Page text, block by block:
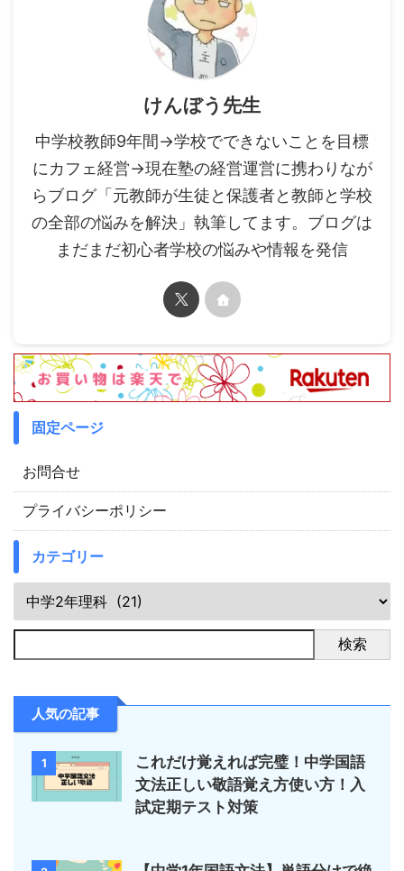
けんぼう先生
中学校教師9年間→学校でできないことを目標
にカフェ経営→現在塾の経営運営に携わりなが
らブログ「元教師が生徒と保護者と教師と学校
の全部の悩みを解決」執筆してます。ブログは
まだまだ初心者学校の悩みや情報を発信
固定ページ
お問合せ
プライバシーポリシー
カテゴリー
検索
人気の記事
1
これだけ覚えれば完璧！中学国語
文法正しい敬語覚え方使い方！入
試定期テスト対策